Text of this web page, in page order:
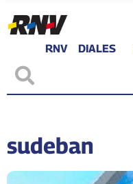
RNV DIALES
sudeban